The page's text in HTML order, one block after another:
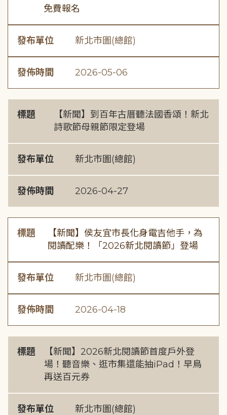
免費報名
發布單位 新北市圖(總館)
發佈時間 2026-05-06
標題
【新聞】到百年古厝聽法國香頌！新北
詩歌節母親節限定登場
發布單位 新北市圖(總館)
發佈時間 2026-04-27
標題
【新聞】侯友宜市長化身電吉他手，為
閱讀配樂！「2026新北閱讀節」登場
發布單位 新北市圖(總館)
發佈時間 2026-04-18
標題
【新聞】2026新北閱讀節首度戶外登
場！聽音樂、逛市集還能抽iPad！早鳥
再送百元券
發布單位 新北市圖(總館)